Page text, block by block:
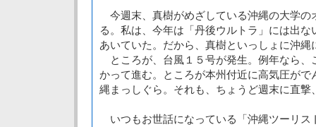
今週末、真樹がめざしている沖縄の大学の
る。私は、今年は「丹後ウルトラ」には出
あいていた。だから、真樹といっしょに沖縄
ところが、台風１５号が発生。例年なら、
かって進む。ところが本州付近に高気圧がで
縄まっしぐら。それも、ちょうど週末に直撃
いつもお世話になっている「沖縄ツーリス